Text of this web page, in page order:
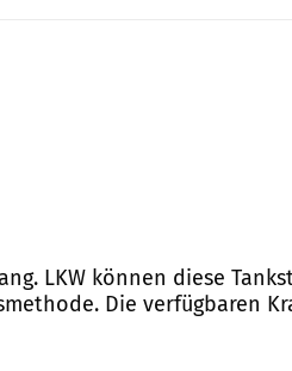
LKW können diese
Die verfügbaren